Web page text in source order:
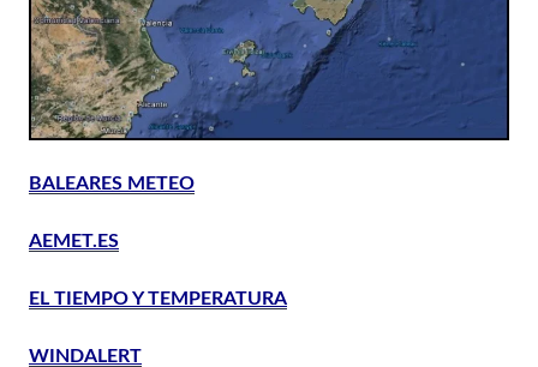
BALEARES METEO
AEMET.ES
EL TIEMPO Y TEMPERATURA
WINDALERT